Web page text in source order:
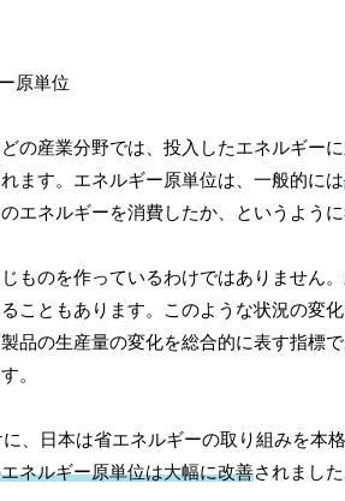
原単位
の産業分野では、投入したエネルギー
ます。エネルギー原単位は、一般的には
エネルギーを消費したか、というように
ものを作っているわけではありません
こともあります。このような状況の変化
品の生産量の変化を総合的に表す指標
。
、日本は省エネルギーの取り組みを
ネルギー原単位は大幅に改善されまし